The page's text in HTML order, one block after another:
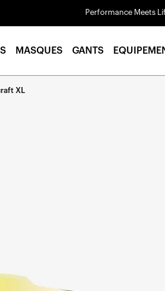
Performance Meets
MASQUES GANTS
XL